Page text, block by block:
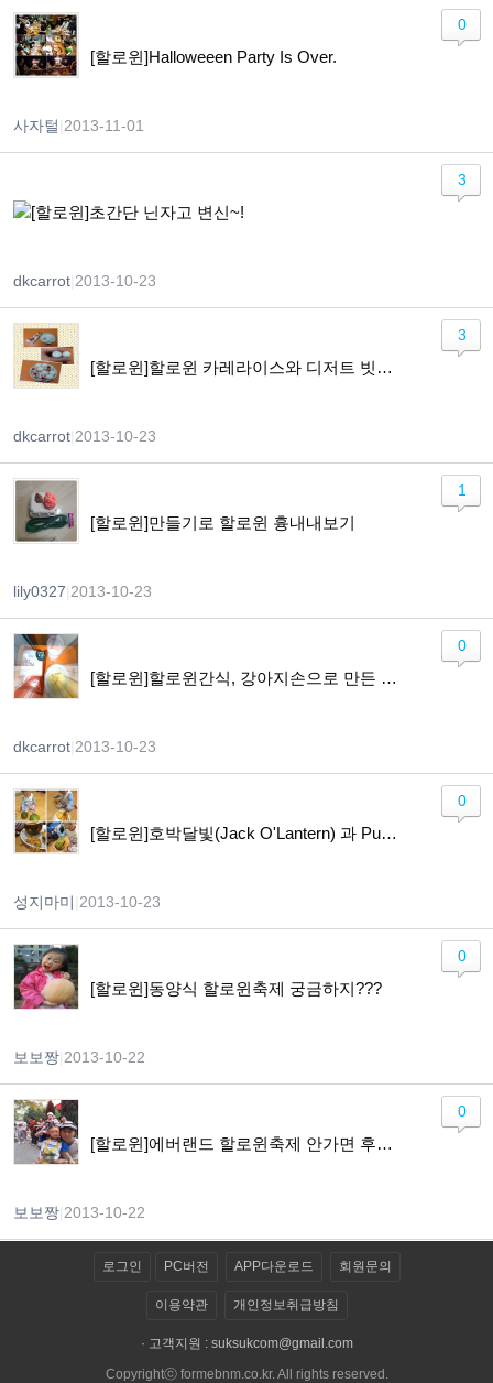
[할로윈]Halloweeen Party Is Over.
사자털 2013-11-01
0
[할로윈]초간단 닌자고 변신~!
dkcarrot 2013-10-23
3
[할로윈]할로윈 카레라이스와 디저트 빗자루~~!
dkcarrot 2013-10-23
3
[할로윈]만들기로 할로윈 흉내내보기
lily0327 2013-10-23
1
[할로윈]할로윈간식, 강아지손으로 만든 머핀 ㅠㅠ
dkcarrot 2013-10-23
0
[할로윈]호박달빛(Jack O'Lantern) 과 Pumpkin Ice Cream만들기
성지마미 2013-10-23
0
[할로윈]동양식 할로윈축제 궁금하지???
보보짱 2013-10-22
0
[할로윈]에버랜드 할로윈축제 안가면 후회!!!
보보짱 2013-10-22
0
로그인 PC버전 APP다운로드 회원문의
이용약관 개인정보취급방침
· 고객지원 : suksukcom@gmail.com
Copyrightⓒ formebnm.co.kr. All rights reserved.